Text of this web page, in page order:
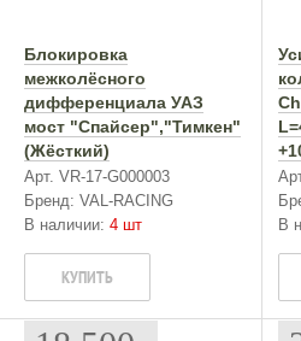
Блокировка
межколёcного
дифференциала УАЗ
мост "Спайсер","Тимкен"
(Жёсткий)
Арт. VR-17-G000003
Бренд: VAL-RACING
В наличии: 4 шт
КУПИТЬ
В